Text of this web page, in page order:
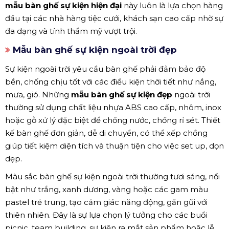
mẫu bàn ghế sự kiện hiện đại này luôn là lựa chọn hàng
đầu tại các nhà hàng tiệc cưới, khách sạn cao cấp nhờ sự
đa dạng và tính thẩm mỹ vượt trội.
Mẫu bàn ghế sự kiện ngoài trời đẹp
Sự kiện ngoài trời yêu cầu bàn ghế phải đảm bảo độ
bền, chống chịu tốt với các điều kiện thời tiết như nắng,
mưa, gió. Những mẫu bàn ghế sự kiện đẹp ngoài trời
thường sử dụng chất liệu nhựa ABS cao cấp, nhôm, inox
hoặc gỗ xử lý đặc biệt để chống nước, chống rỉ sét. Thiết
kế bàn ghế đơn giản, dễ di chuyển, có thể xếp chồng
giúp tiết kiệm diện tích và thuận tiện cho việc set up, dọn
dẹp.
Màu sắc bàn ghế sự kiện ngoài trời thường tươi sáng, nổi
bật như trắng, xanh dương, vàng hoặc các gam màu
pastel trẻ trung, tạo cảm giác năng động, gần gũi với
thiên nhiên. Đây là sự lựa chọn lý tưởng cho các buổi